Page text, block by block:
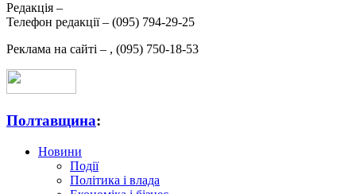
Редакція –
Телефон редакції – (095) 794-29-25
Реклама на сайті – , (095) 750-18-53
Полтавщина:
Новини
Події
Політика і влада